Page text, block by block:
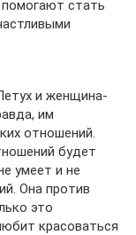
стать
и женщина-
им
отношений.
будет
умеет и не
Она против
это
красоваться